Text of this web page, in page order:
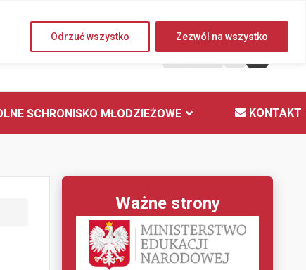
Odrzuć wszystko Zezwól na wszystko
Piątek, 07 sierpnia 2026
A
SCHRONISKO MŁODZIEŻOWE KONTAKT
Ważne strony